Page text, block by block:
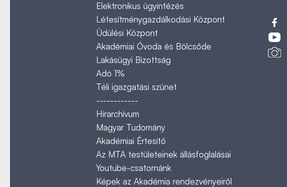
Elektronikus ügyintézés
Létesítménygazdálkodási Központ
Üdülési Központ
Akadémiai Óvoda és Bölcsőde
Lakásügyi Bizottság
Adó 1%
Téli igazgatási szünet
------------
Hírarchívum
Magyar Tudomány
Akadémiai Értesítő
Az MTA testületeinek állásfoglalásai
Youtube-csatornánk
Képek az Akadémia rendezvényeiről